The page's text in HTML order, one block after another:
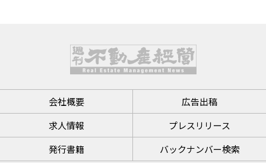
会社概要
広告出稿
求人情報
プレスリリース
発行書籍
バックナンバー検索